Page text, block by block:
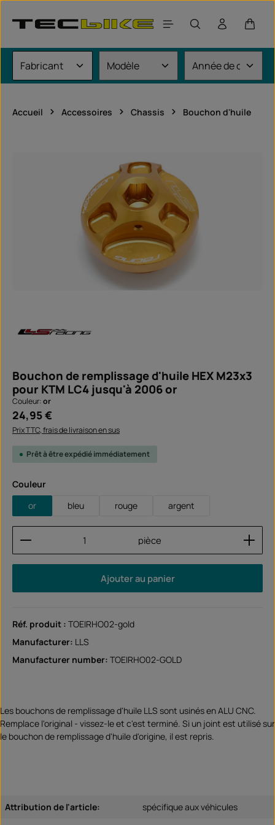
Le
Accueil Accessoires Chassis Bouchon d'huile
Bouchon de remplissage d'huile HEX M23x3
pour KTM LC4 jusqu'à 2006 or
Couleur:or
Prix régulier :
24,95 €
Prix TTC, frais de livraison en sus
Prêt à être expédié immédiatement
Sélectionnez
Couleur
or
bleu rouge argent
Quantité de produit : Entrez la quantité
pièce
Ajouter au panier
Réf. produit : TOEIRHO02-gold
Manufacturer: LLS
Manufacturer number: TOEIRHO02-GOLD
Les bouchons de remplissage d'huile LLS sont usinés en ALU CNC.
Remplace l'original - vissez-le et c'est terminé. Si un joint est utilisé sur
le bouchon de remplissage d'huile d'origine, il est repris.
Attribution de l'article: spécifique aux véhicules